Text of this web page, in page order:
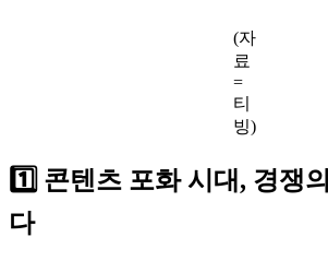
(자
료
=
티
빙)
1️⃣ 콘텐츠 포화 시대, 경쟁
다